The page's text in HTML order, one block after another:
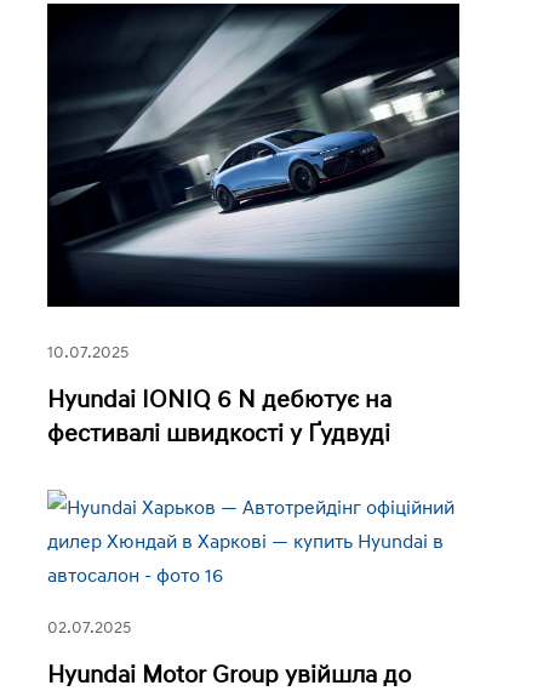
10.07.2025
Hyundai IONIQ 6 N дебютує на
фестивалі швидкості у Ґудвуді
02.07.2025
Hyundai Motor Group увійшла до